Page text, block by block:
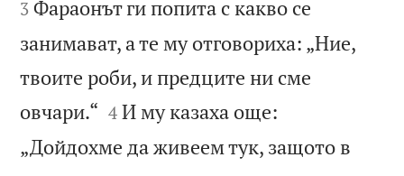
3 Фараонът ги попита с какво се
занимават, а те му отговориха: „Ние,
твоите роби, и предците ни сме
овчари.“ 

4 И му казаха още:
„Дойдохме да живеем тук, защото в